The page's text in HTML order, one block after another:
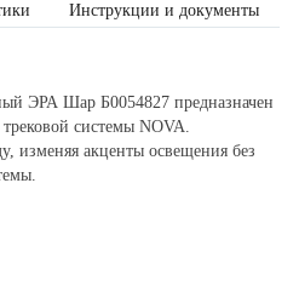
Инструкции и документы
ЭРА Шар Б0054827 предназначен
системы NOVA.
изменяя акценты освещения без
устойчив к мелким механическим